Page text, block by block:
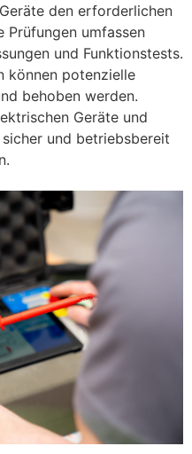
den erforderlichen
Prüfungen umfassen
und Funktionstests.
können potenzielle
behoben werden.
Geräte und
und betriebsbereit